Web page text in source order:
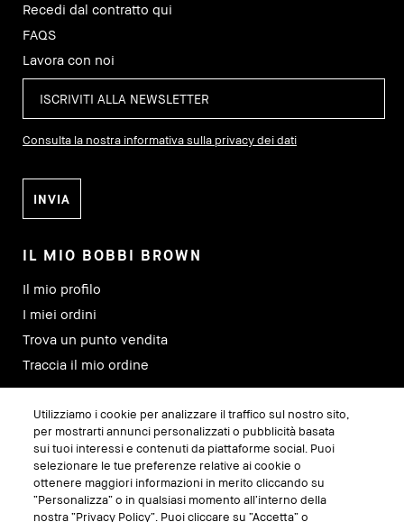
Recedi dal contratto qui
FAQS
Lavora con noi
Consulta la nostra informativa sulla privacy dei dati
IL MIO BOBBI BROWN
Il mio profilo
I miei ordini
Trova un punto vendita
Traccia il mio ordine
SEGUICI SU
Utilizziamo i cookie per analizzare il traffico sul nostro sito,
per mostrarti annunci personalizzati o pubblicità basata
sui tuoi interessi e contenuti da piattaforme social. Puoi
selezionare le tue preferenze relative ai cookie o
ottenere maggiori informazioni in merito cliccando su
“Personalizza” o in qualsiasi momento all’interno della
nostra “Privacy Policy”. Puoi cliccare su “Accetta” o